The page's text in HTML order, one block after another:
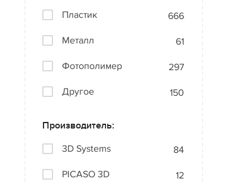
Пластик
666
Металл 61
Фотополимер 297
Другое 150
Производитель:
3D Systems
84
PICASO 3D 12